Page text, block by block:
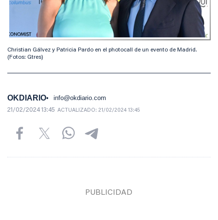
Christian Gálvez y Patricia Pardo en el photocall de un evento de Madrid.
(Fotos: Gtres)
OKDIARIO info@okdiario.com
21/02/2024 13:45 ACTUALIZADO: 21/02/2024 13:45